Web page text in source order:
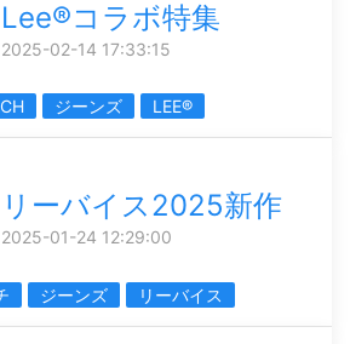
Lee®コラボ特集
2025-02-14 17:33:15
ジーンズ LEE®
リーバイス2025新作
2025-01-24 12:29:00
ジーンズ リーバイス